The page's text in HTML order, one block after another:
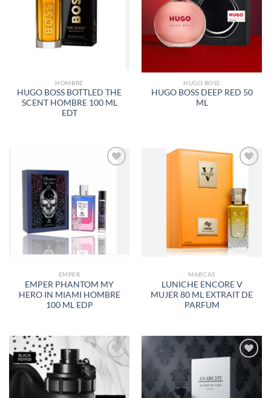
DESEOS
HOMBRE
HUGO BOSS BOTTLED THE
SCENT HOMBRE 100 ML
EDT
LISTA
DE
DESEOS
HUGO BOSS
HUGO BOSS DEEP RED 50
ML
LISTA
DE
DESEOS
EMPER
EMPER PHANTOM MY
HERO IN MIAMI HOMBRE
100 ML EDP
AÑADIR
A LA
LISTA
DE
DESEOS
MARCAS
LUNICHE ENCORE V
MUJER 80 ML EXTRAIT DE
PARFUM
AÑADIR
A LA
LISTA
LISTA